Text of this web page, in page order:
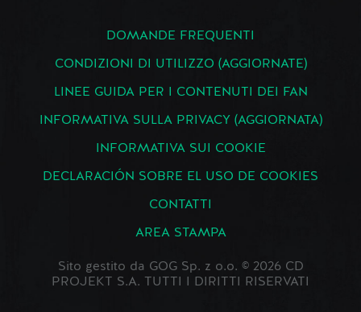
DOMANDE FREQUENTI
CONDIZIONI DI UTILIZZO (AGGIORNATE)
LINEE GUIDA PER I CONTENUTI DEI FAN
INFORMATIVA SULLA PRIVACY (AGGIORNATA)
INFORMATIVA SUI COOKIE
DECLARACIÓN SOBRE EL USO DE COOKIES
CONTATTI
AREA STAMPA
Sito gestito da GOG Sp. z o.o. © 2026 CD
PROJEKT S.A. TUTTI I DIRITTI RISERVATI